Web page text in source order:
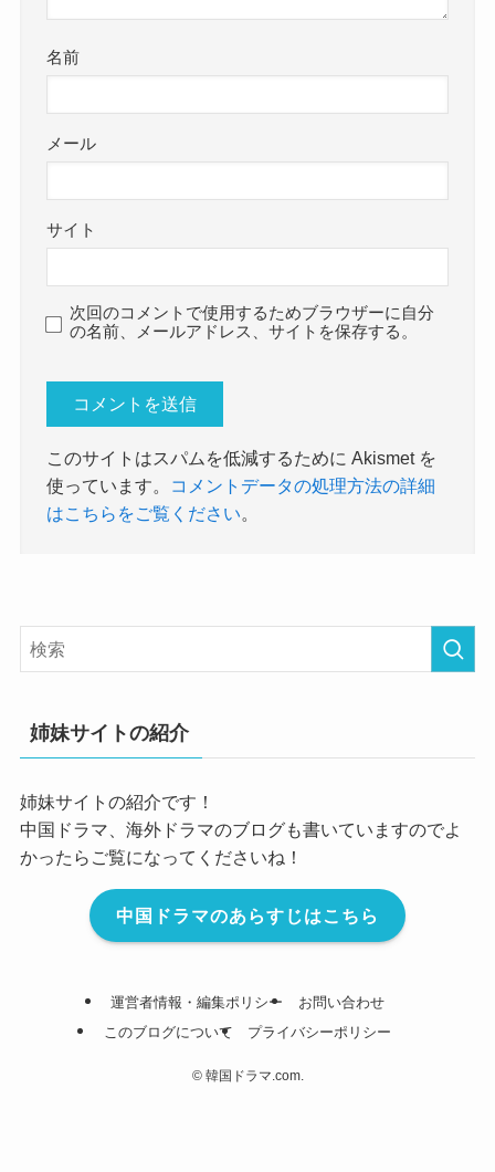
名前
メール
サイト
次回のコメントで使用するためブラウザーに自分
の名前、メールアドレス、サイトを保存する。
このサイトはスパムを低減するために Akismet を
使っています。
コメントデータの処理方法の詳細
はこちらをご覧ください。
姉妹サイトの紹介
姉妹サイトの紹介です！
中国ドラマ、海外ドラマのブログも書いていますのでよ
かったらご覧になってくださいね！
中国ドラマのあらすじはこちら
運営者情報・編集ポリシー
お問い合わせ
このブログについて
プライバシーポリシー
©韓国ドラマ.com.